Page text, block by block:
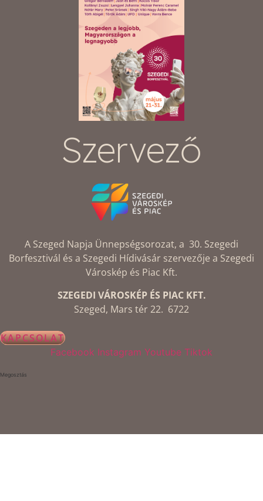
Szervező
A Szeged Napja Ünnepségsorozat, a 30. Szegedi
Borfesztivál és a Szegedi Hídivásár szervezője a Szegedi
Városkép és Piac Kft.
SZEGEDI VÁROSKÉP ÉS PIAC KFT.
Szeged, Mars tér 22. 6722
KAPCSOLAT
Facebook Instagram Youtube Tiktok
Megosztás